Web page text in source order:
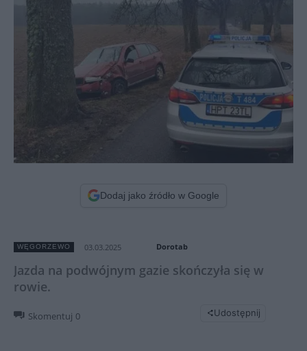
Dodaj jako źródło w Google
WĘGORZEWO 03.03.2025 Dorotab
Jazda na podwójnym gazie skończyła się w
rowie.
Skomentuj 0 Udostępnij